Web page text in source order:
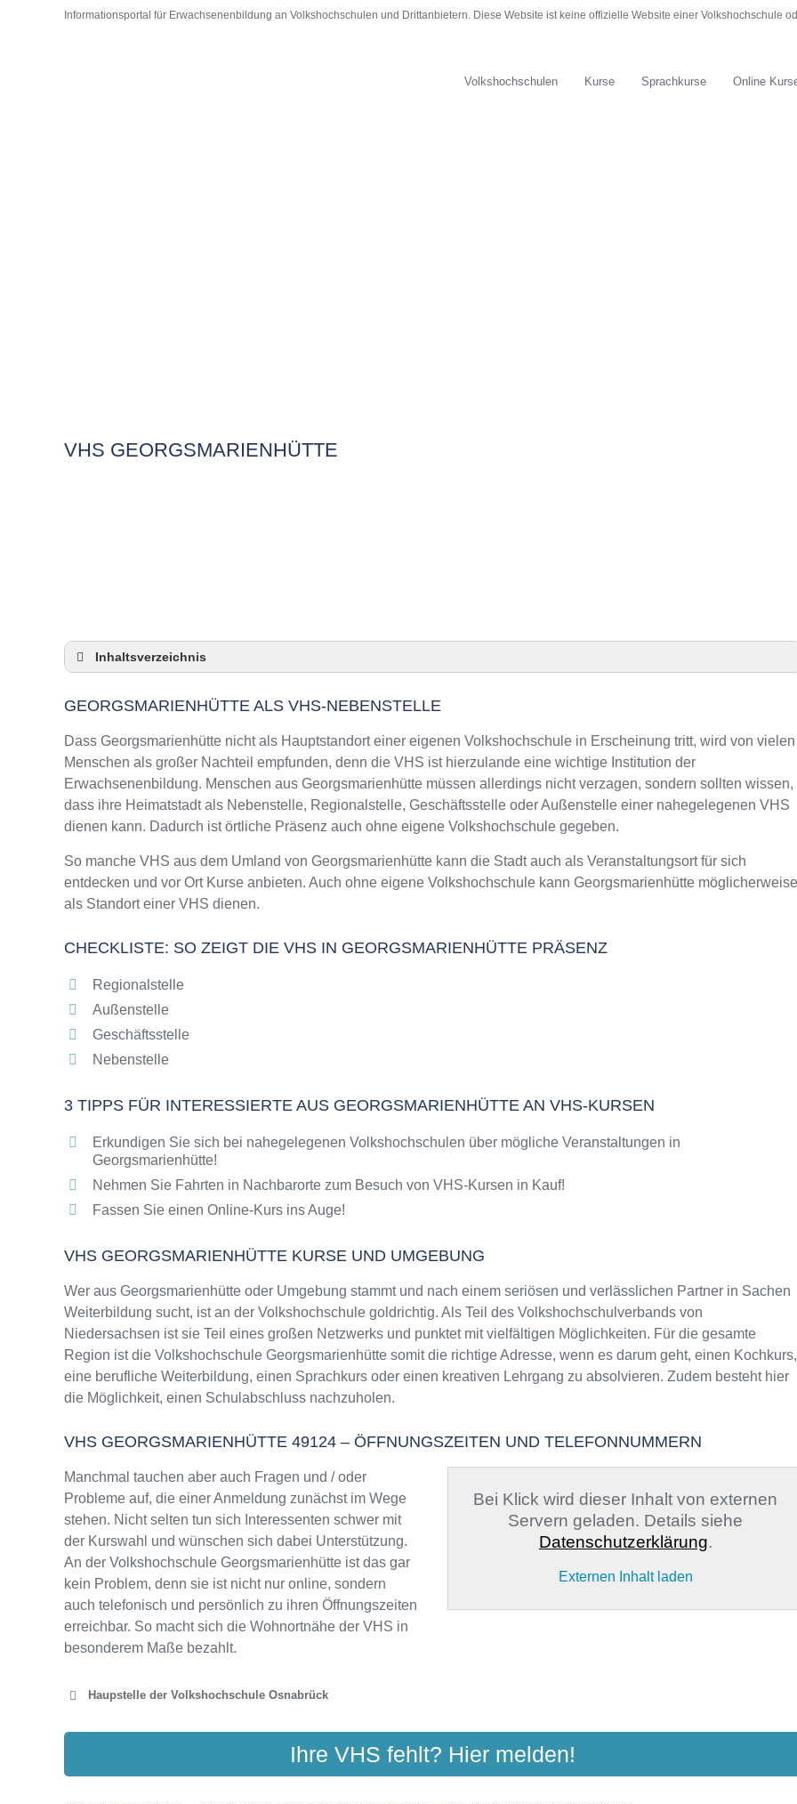
Informationsportal für Erwachsenenbildung an Volkshochschulen und Drittanbietern. Diese Website ist keine offizielle Website einer Volkshochschule
Volkshochschulen Kurse Sprachkurse Online
VHS GEORGSMARIENHÜTTE
Inhaltsverzeichnis
Checkliste: So zeigt die VHS in Georgsmarienhütte Präsenz
3 Tipps für Interessierte aus Georgsmarienhütte an VHS-Kursen
VHS Georgsmarienhütte Kurse und Umgebung
VHS Georgsmarienhütte – Öffnungszeiten und Telefonnummer
Online-Kurse – Alternative Angebote zu einem Kurs an der VHS
Top-Kurse an der Abendschule Georgsmarienhütte
Weiterbildung in Georgsmarienhütte
VHS Georgsmarienhütte Programm 2025 / 2026
GEORGSMARIENHÜTTE ALS VHS-NEBENSTELLE
Dass Georgsmarienhütte nicht als Hauptstandort einer eigenen Volkshochschule in Erscheinung tritt, wird von vielen
Menschen als großer Nachteil empfunden, denn die VHS ist hierzulande eine wichtige Institution der
Erwachsenenbildung. Menschen aus Georgsmarienhütte müssen allerdings nicht verzagen, sondern sollten wissen,
dass ihre Heimatstadt als Nebenstelle, Regionalstelle, Geschäftsstelle oder Außenstelle einer nahegelegenen VHS
dienen kann. Dadurch ist örtliche Präsenz auch ohne eigene Volkshochschule gegeben.
So manche VHS aus dem Umland von Georgsmarienhütte kann die Stadt auch als Veranstaltungsort für sich
entdecken und vor Ort Kurse anbieten. Auch ohne eigene Volkshochschule kann Georgsmarienhütte möglicherweise
als Standort einer VHS dienen.
CHECKLISTE: SO ZEIGT DIE VHS IN GEORGSMARIENHÜTTE PRÄSENZ
Regionalstelle
Außenstelle
Geschäftsstelle
Nebenstelle
3 TIPPS FÜR INTERESSIERTE AUS GEORGSMARIENHÜTTE AN VHS-KURSEN
Erkundigen Sie sich bei nahegelegenen Volkshochschulen über mögliche Veranstaltungen in
Georgsmarienhütte!
Nehmen Sie Fahrten in Nachbarorte zum Besuch von VHS-Kursen in Kauf!
Fassen Sie einen Online-Kurs ins Auge!
VHS GEORGSMARIENHÜTTE KURSE UND UMGEBUNG
Wer aus Georgsmarienhütte oder Umgebung stammt und nach einem seriösen und verlässlichen Partner in Sachen
Weiterbildung sucht, ist an der Volkshochschule goldrichtig. Als Teil des Volkshochschulverbands von
Niedersachsen ist sie Teil eines großen Netzwerks und punktet mit vielfältigen Möglichkeiten. Für die gesamte
Region ist die Volkshochschule Georgsmarienhütte somit die richtige Adresse, wenn es darum geht, einen Kochkurs,
eine berufliche Weiterbildung, einen Sprachkurs oder einen kreativen Lehrgang zu absolvieren. Zudem besteht hier
die Möglichkeit, einen Schulabschluss nachzuholen.
VHS GEORGSMARIENHÜTTE 49124 – ÖFFNUNGSZEITEN UND TELEFONNUMMERN
Manchmal tauchen aber auch Fragen und / oder
Probleme auf, die einer Anmeldung zunächst im Wege
stehen. Nicht selten tun sich Interessenten schwer mit
der Kurswahl und wünschen sich dabei Unterstützung.
An der Volkshochschule Georgsmarienhütte ist das gar
kein Problem, denn sie ist nicht nur online, sondern
auch telefonisch und persönlich zu ihren Öffnungszeiten
erreichbar. So macht sich die Wohnortnähe der VHS in
besonderem Maße bezahlt.
Bei Klick wird dieser Inhalt von externen
Servern geladen. Details siehe
Datenschutzerklärung.
Externen Inhalt laden
Haupstelle der Volkshochschule Osnabrück
VHS OSNABRÜCK
Ihre VHS fehlt? Hier melden!